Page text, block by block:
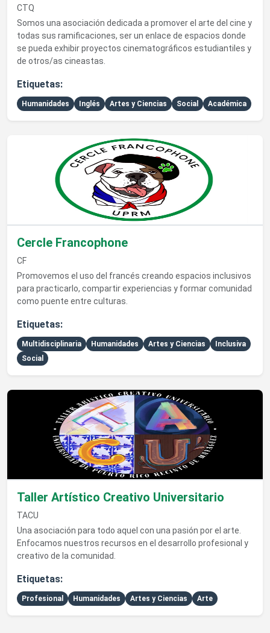
CTQ
Somos una asociación dedicada a promover el arte del cine y
todas sus ramificaciones, ser un enlace de espacios donde
se pueda exhibir proyectos cinematográficos estudiantiles y
de otros/as cineastas.
Etiquetas:
Humanidades Inglés Artes y Ciencias Social Académica
Ver detalles de Cercle Francophone
Cercle Francophone
CF
Promovemos el uso del francés creando espacios inclusivos
para practicarlo, compartir experiencias y formar comunidad
como puente entre culturas.
Etiquetas:
Multidisciplinaria Humanidades Artes y Ciencias
Inclusiva
Social
Ver detalles de Taller Artístico Creativo Universitario
Taller Artístico Creativo Universitario
TACU
Una asociación para todo aquel con una pasión por el arte.
Enfocamos nuestros recursos en el desarrollo profesional y
creativo de la comunidad.
Etiquetas:
Profesional Humanidades Artes y Ciencias Arte